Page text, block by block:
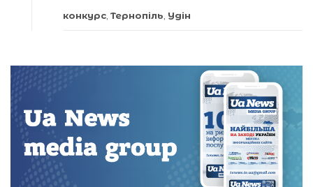
конкурс, Тернопіль, Удін